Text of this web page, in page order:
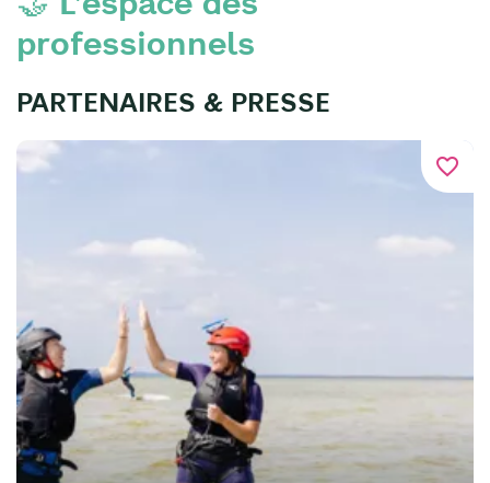
professionnels
PARTENAIRES & PRESSE
favorite_border